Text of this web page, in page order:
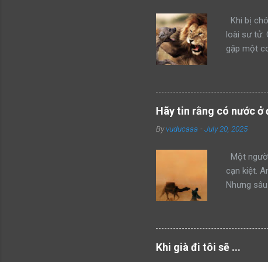
Khi bị
loài sư tử.
gặp một
mình
hổ đang
bang này
của
mon men
Hãy tin rằng có nước ở
Byvuducaaa -July 20, 2025
Một
cạn kiệt.
Nhưng
đây, anh
cùng của
lớn dần và
sao túp
Khi già đi tôi sẽ ...